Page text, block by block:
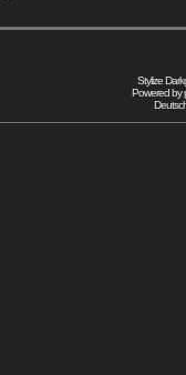
Stylize
Powered by